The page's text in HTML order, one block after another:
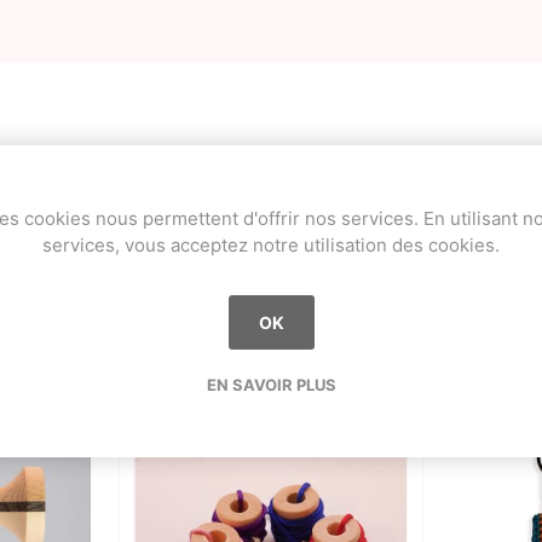
tama only (6) , beech (15), rhino (1)
Ils ont également acheté :
cookies nous permettent d'offrir nos services. En utilisant
services, vous acceptez notre utilisation des cookies.
OK
EN SAVOIR PLUS